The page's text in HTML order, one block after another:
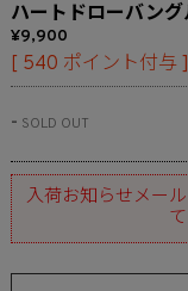
ハートドローバン
9,900
[ 540 ポイント付与 ]
- SOLD OUT
入荷お知らせメー